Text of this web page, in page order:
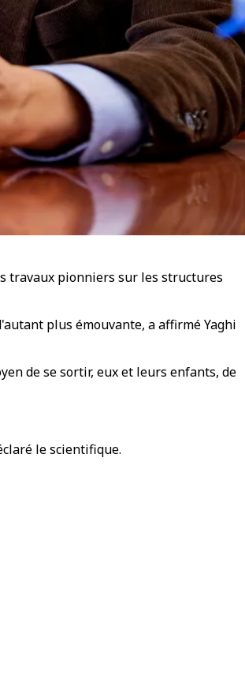
travaux pionniers sur les structures
plus émouvante, a affirmé Yaghi
de se sortir, eux et leurs enfants, de
le scientifique.